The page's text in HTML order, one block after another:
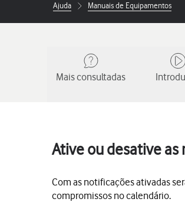
Ajuda Manuais de Equipamentos
Mais consultadas
Ative ou desative as
Com as notificações ativadas
compromissos no calendário.